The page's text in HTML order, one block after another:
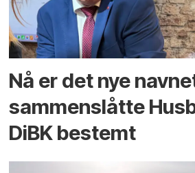
Nå er det nye
sammenslåtte
DiBK bestemt